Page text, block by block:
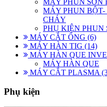
MÁY PHUN SƠN
MÁY PHUN BỘT-
CHÁY
PHỤ KIỆN PHUN
MÁY CẮT ỐNG (6)
MÁY HÀN TIG (14)
MÁY HÀN QUE
MÁY HÀN QUE
MÁY CẮT PLASMA
Phụ kiện